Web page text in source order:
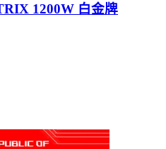
1200W 白金牌